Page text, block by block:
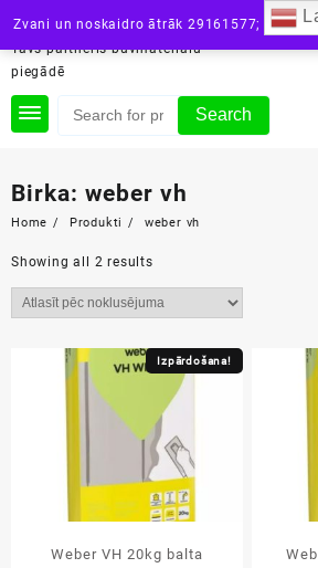
Zvani un noskaidro ātrāk 29161577; vai
content
siltini.lv
Tavs partneris būvmateriālu
piegādē
Search
Birka: weber vh
Home Produkti weber vh
Showing all 2 results
Izpārdošana!
Weber VH 20kg balta